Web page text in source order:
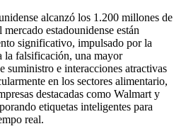
alcanzó los 1.200 millones de
estadounidense están
significativo, impulsado por la
la falsificación, una mayor
suministro e interacciones atractivas
en los sectores alimentario,
destacadas como Walmart y
etiquetas inteligentes para
real.